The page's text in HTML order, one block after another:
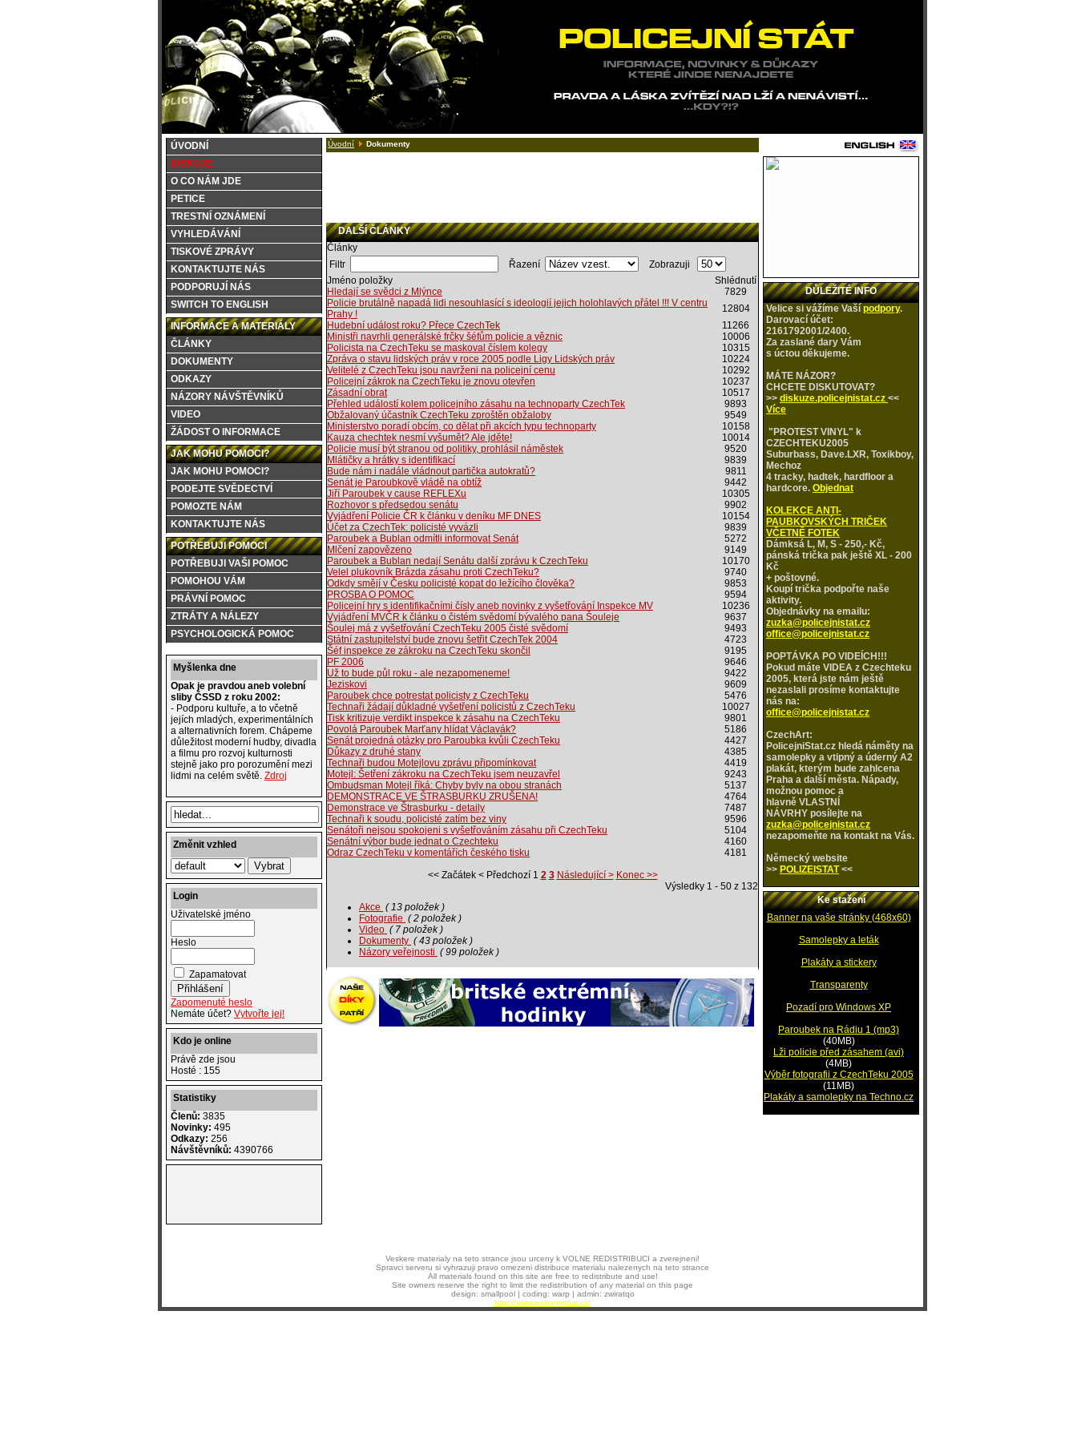
ÚVODNÍ
DISKUZE
O CO NÁM JDE
PETICE
TRESTNÍ OZNÁMENÍ
VYHLEDÁVÁNÍ
TISKOVÉ ZPRÁVY
KONTAKTUJTE NÁS
PODPORUJÍ NÁS
SWITCH TO ENGLISH
INFORMACE A MATERIÁLY
ČLÁNKY
DOKUMENTY
ODKAZY
NÁZORY NÁVŠTĚVNÍKŮ
VIDEO
ŽÁDOST O INFORMACE
JAK MOHU POMOCI?
JAK MOHU POMOCI?
PODEJTE SVĚDECTVÍ
POMOZTE NÁM
KONTAKTUJTE NÁS
POTŘEBUJI POMOCI
POTŘEBUJI VAŠI POMOC
POMOHOU VÁM
PRÁVNÍ POMOC
ZTRÁTY A NÁLEZY
PSYCHOLOGICKÁ POMOC
Myšlenka dne
Opak je pravdou aneb volební
sliby ČSSD z roku 2002:
- Podporu kultuře, a to včetně
jejích mladých, experimentálních
a alternativních forem. Chápeme
důležitost moderní hudby, divadla
a filmu pro rozvoj kulturnosti
stejně jako pro porozumění mezi
lidmi na celém světě. Zdroj
Změnit vzhled
Login
Uživatelské jméno
Heslo
Zapamatovat
Zapomenuté heslo
Nemáte účet? Vytvořte jej!
Kdo je online
Právě zde jsou
Hosté : 155
Statistiky
Členů: 3835
Novinky: 495
Odkazy: 256
Návštěvníků: 4390766
Úvodní Dokumenty
DALŠÍ ČLÁNKY
Články
Filtr
Řazení
Zobrazuji
Jméno položky
Shlédnutí
Hledají se svědci z Mlýnce
7829
Policie brutálně napadá lidi nesouhlasící s ideologií jejich holohlavých přátel !!! V centru
Prahy !
12804
Hudební událost roku? Přece CzechTek
11266
Ministři navrhli generálské frčky šéfům policie a věznic
10006
Policista na CzechTeku se maskoval číslem kolegy
10315
Zpráva o stavu lidských práv v roce 2005 podle Ligy Lidských práv
10224
Velitelé z CzechTeku jsou navrženi na policejní cenu
10292
Policejní zákrok na CzechTeku je znovu otevřen
10237
Zásadní obrat
10517
Přehled událostí kolem policejního zásahu na technoparty CzechTek
9893
Obžalovaný účastník CzechTeku zproštěn obžaloby
9549
Ministerstvo poradí obcím, co dělat při akcích typu technoparty
10158
Kauza chechtek nesmí vyšumět? Ale jděte!
10014
Policie musí být stranou od politiky, prohlásil náměstek
9520
Mlátičky a hrátky s identifikací
9839
Bude nám i nadále vládnout partička autokratů?
9811
Senát je Paroubkově vládě na obtíž
9442
Jiří Paroubek v cause REFLEXu
10305
Rozhovor s předsedou senátu
9902
Vyjádření Policie ČR k článku v deníku MF DNES
10154
Účet za CzechTek: policisté vyvázli
9839
Paroubek a Bublan odmítli informovat Senát
5272
Mlčení zapovězeno
9149
Paroubek a Bublan nedají Senátu další zprávu k CzechTeku
10170
Velel plukovník Brázda zásahu proti CzechTeku?
9740
Odkdy smějí v Česku policisté kopat do ležícího člověka?
9853
PROSBA O POMOC
9594
Policejní hry s identifikačními čísly aneb novinky z vyšetřování Inspekce MV
10236
Vyjádření MVČR k článku o čistém svědomí bývalého pana Šouleje
9637
Šoulej má z vyšetřování CzechTeku 2005 čisté svědomí
9493
Státní zastupitelství bude znovu šetřit CzechTek 2004
4723
Šéf inspekce ze zákroku na CzechTeku skončil
9195
PF 2006
9646
Už to bude půl roku - ale nezapomeneme!
9422
Jeziskovi
9609
Paroubek chce potrestat policisty z CzechTeku
5476
Technaři žádají důkladné vyšetření policistů z CzechTeku
10027
Tisk kritizuje verdikt inspekce k zásahu na CzechTeku
9801
Povolá Paroubek Marťany hlídat Václavák?
5186
Senát projedná otázky pro Paroubka kvůli CzechTeku
4427
Důkazy z druhé stany
4385
Technaři budou Motejlovu zprávu připomínkovat
4419
Motejl: Šetření zákroku na CzechTeku jsem neuzavřel
9243
Ombudsman Motejl říká: Chyby byly na obou stranách
5137
DEMONSTRACE VE ŠTRASBURKU ZRUŠENA!
4764
Demonstrace ve Štrasburku - detaily
7487
Technaři k soudu, policisté zatím bez viny
9596
Senátoři nejsou spokojeni s vyšetřováním zásahu při CzechTeku
5104
Senátní výbor bude jednat o Czechteku
4160
Odraz CzechTeku v komentářích českého tisku
4181
<< Začátek < Předchozí 1 2 3 Následující > Konec >>
Výsledky 1 - 50 z 132
Akce ( 13 položek )
Fotografie ( 2 položek )
Video ( 7 položek )
Dokumenty ( 43 položek )
Názory veřejnosti ( 99 položek )
DŮLEŽITÉ INFO
Velice si vážíme Vaší podpory.
Darovací účet:
2161792001/2400.
Za zaslané dary Vám
s úctou děkujeme.
MÁTE NÁZOR?
CHCETE DISKUTOVAT?
>> diskuze.policejnistat.cz <<
Více
"PROTEST VINYL" k
CZECHTEKU2005
Suburbass, Dave.LXR, Toxikboy,
Mechoz
4 tracky, hadtek, hardfloor a
hardcore. Objednat
KOLEKCE ANTI-
PAUBKOVSKÝCH TRIČEK
VČETNĚ FOTEK
Dámksá L, M, S - 250,- Kč,
pánská trička pak ještě XL - 200
Kč
+ poštovné.
Koupí trička podpořte naše
aktivity.
Objednávky na emailu:
zuzka@policejnistat.cz
office@policejnistat.cz
POPTÁVKA PO VIDEÍCH!!!
Pokud máte VIDEA z Czechteku
2005, která jste nám ještě
nezaslali prosíme kontaktujte
nás na:
office@policejnistat.cz
CzechArt:
PolicejniStat.cz hledá náměty na
samolepky a vtipný a úderný A2
plakát, kterým bude zahlcena
Praha a další města. Nápady,
možnou pomoc a
hlavně VLASTNÍ
NÁVRHY posílejte na
zuzka@policejnistat.cz
nezapomeňte na kontakt na Vás.
Německý website
>> POLIZEISTAT <<
Ke stažení
Banner na vaše stránky (468x60)
Samolepky a leták
Plakáty a stickery
Transparenty
Pozadí pro Windows XP
Paroubek na Rádiu 1 (mp3)
(40MB)
Lži policie před zásahem (avi)
(4MB)
Výběr fotografii z CzechTeku 2005
(11MB)
Plakáty a samolepky na Techno.cz
Veskere materialy na teto strance jsou urceny k VOLNE REDISTRIBUCI a zverejneni!
Spravci serveru si vyhrazuji pravo omezeni distribuce materialu nalezenych na teto strance
All materials found on this site are free to redistribute and use!
Site owners reserve the right to limit the redistribution of any material on this page
design: smallpool | coding: warp | admin: zwiratqo
http://www.policejnistat.cz/